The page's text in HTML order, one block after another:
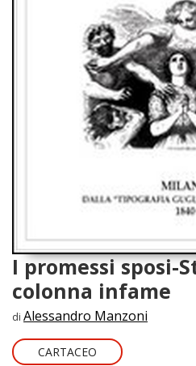
I promessi sposi-
colonna infame
di Alessandro Manzoni
CARTACEO